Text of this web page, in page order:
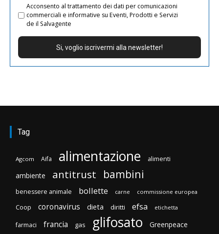
Acconsento al trattamento dei dati per comunicazioni
commerciali e informative su Eventi, Prodotti e Servizi
de il Salvagente
Tag
Agcom Aifa alimentazione alimenti
ambiente antitrust bambini
benessere animale bollette carne commissione europea
Coop coronavirus dieta diritti efsa etichetta
farmaci francia gas glifosato Greenpeace